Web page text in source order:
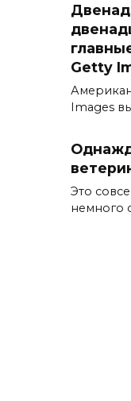
Getty
Images
Это
немного